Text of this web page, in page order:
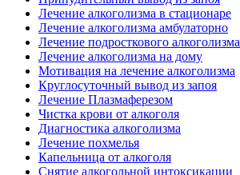
Лечение алкоголизма в стационаре
Лечение алкоголизма амбулаторно
Лечение подросткового алкоголизма
Лечение алкоголизма на дому
Мотивация на лечение алкоголизма
Круглосуточный вывод из запоя
Лечение Плазмаферезом
Чистка крови от алкоголя
Диагностика алкоголизма
Лечение похмелья
Капельница от алкоголя
Снятие алкогольной интоксикации